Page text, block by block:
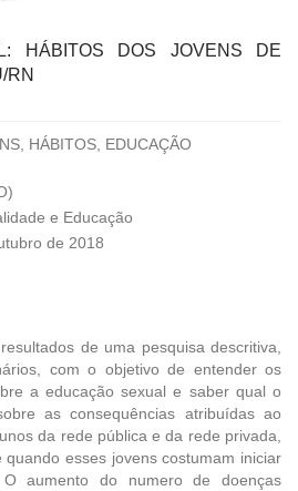
HÁBITOS DOS JOVENS DE
RN
HÁBITOS, EDUCAÇÃO
e Educação
de 2018
de uma pesquisa descritiva,
com o objetivo de entender os
a educação sexual e saber qual o
as consequências atribuídas ao
da rede pública e da rede privada,
esses jovens costumam iniciar
aumento do numero de doenças